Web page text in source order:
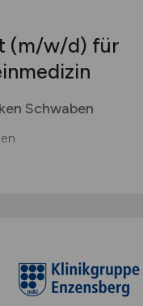
(m/w/d) für
Schwaben